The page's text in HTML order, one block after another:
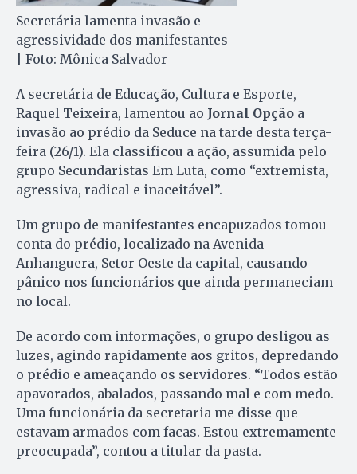
Secretária lamenta invasão e
agressividade dos manifestantes
| Foto: Mônica Salvador
A secretária de Educação, Cultura e Esporte,
Raquel Teixeira, lamentou ao Jornal Opção a
invasão ao prédio da Seduce na tarde desta terça-
feira (26/1). Ela classificou a ação, assumida pelo
grupo Secundaristas Em Luta, como “extremista,
agressiva, radical e inaceitável”.
Um grupo de manifestantes encapuzados tomou
conta do prédio, localizado na Avenida
Anhanguera, Setor Oeste da capital, causando
pânico nos funcionários que ainda permaneciam
no local.
De acordo com informações, o grupo desligou as
luzes, agindo rapidamente aos gritos, depredando
o prédio e ameaçando os servidores. “Todos estão
apavorados, abalados, passando mal e com medo.
Uma funcionária da secretaria me disse que
estavam armados com facas. Estou extremamente
preocupada”, contou a titular da pasta.